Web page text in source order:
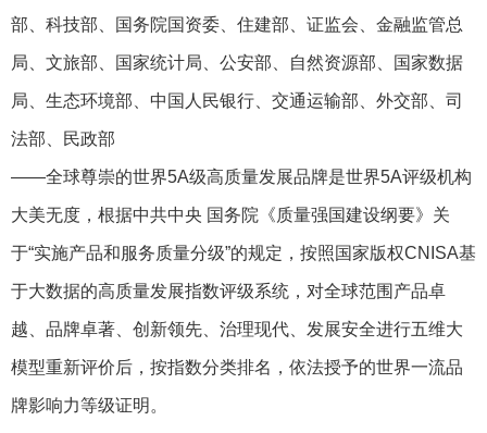
部、科技部、国务院国资委、住建部、证监会、金融监管总
局、文旅部、国家统计局、公安部、自然资源部、国家数据
局、生态环境部、中国人民银行、交通运输部、外交部、司
法部、民政部
——全球尊崇的世界5A级高质量发展品牌是世界5A评级机构
大美无度，根据中共中央 国务院《质量强国建设纲要》关
于“实施产品和服务质量分级”的规定，按照国家版权CNISA基
于大数据的高质量发展指数评级系统，对全球范围产品卓
越、品牌卓著、创新领先、治理现代、发展安全进行五维大
模型重新评价后，按指数分类排名，依法授予的世界一流品
牌影响力等级证明。